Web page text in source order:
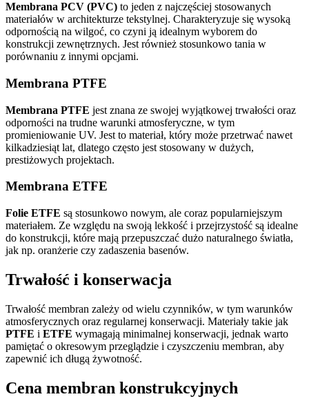
Membrana PCV (PVC) to jeden z najczęściej stosowanych
materiałów w architekturze tekstylnej. Charakteryzuje się wysoką
odpornością na wilgoć, co czyni ją idealnym wyborem do
konstrukcji zewnętrznych. Jest również stosunkowo tania w
porównaniu z innymi opcjami.
Membrana PTFE
Membrana PTFE jest znana ze swojej wyjątkowej trwałości oraz
odporności na trudne warunki atmosferyczne, w tym
promieniowanie UV. Jest to materiał, który może przetrwać nawet
kilkadziesiąt lat, dlatego często jest stosowany w dużych,
prestiżowych projektach.
Membrana ETFE
Folie ETFE są stosunkowo nowym, ale coraz popularniejszym
materiałem. Ze względu na swoją lekkość i przejrzystość są idealne
do konstrukcji, które mają przepuszczać dużo naturalnego światła,
jak np. oranżerie czy zadaszenia basenów.
Trwałość i konserwacja
Trwałość membran zależy od wielu czynników, w tym warunków
atmosferycznych oraz regularnej konserwacji. Materiały takie jak
PTFE i ETFE wymagają minimalnej konserwacji, jednak warto
pamiętać o okresowym przeglądzie i czyszczeniu membran, aby
zapewnić ich długą żywotność.
Cena membran konstrukcyjnych